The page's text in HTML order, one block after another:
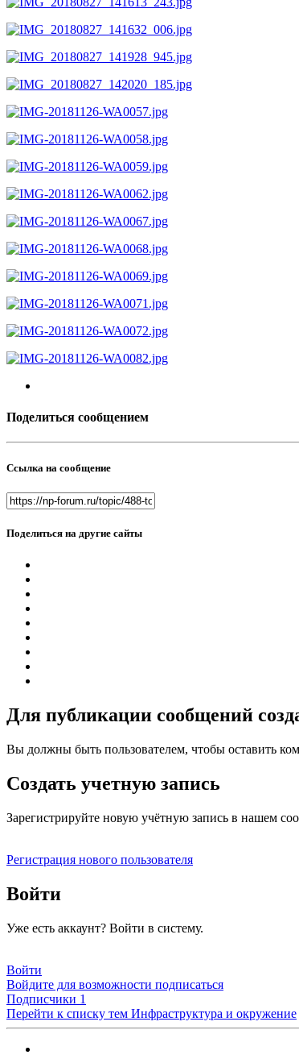
Поделиться сообщением
Ссылка на сообщение
Поделиться на другие сайты
Для публикации сообщений
Вы должны быть пользователем, чтобы оставить
Создать учетную запись
Зарегистрируйте новую учётную запись в нашем
Регистрация нового пользователя
Войти
Уже есть аккаунт? Войти в систему.
Войти
Войдите для возможности подписаться
Подписчики 1
Перейти к списку тем Инфраструктура и окружение